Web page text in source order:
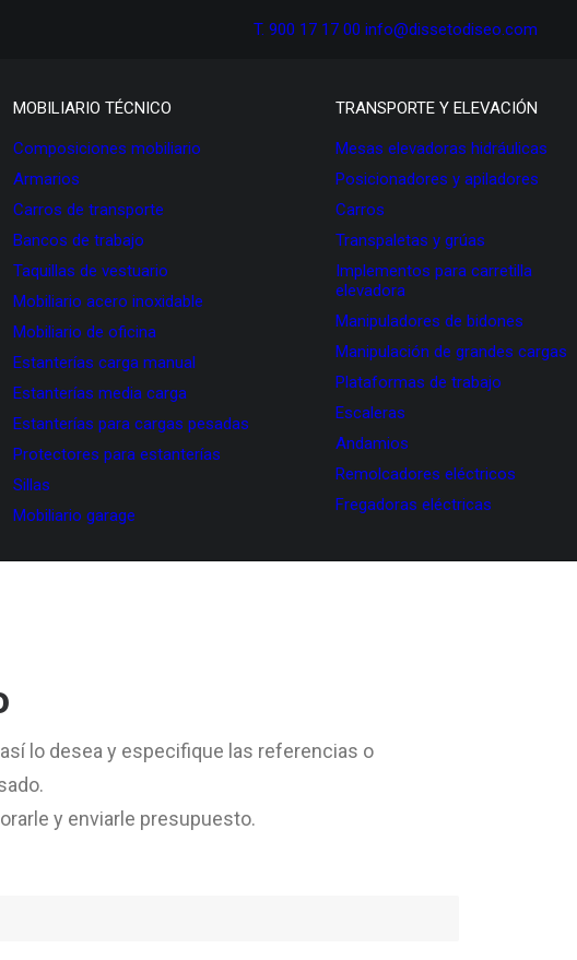
T. 900 17 17 00 info@dissetodiseo.com
MOBILIARIO TÉCNICO
Composiciones mobiliario
Armarios
Carros de transporte
Bancos de trabajo
Taquillas de vestuario
Mobiliario acero inoxidable
Mobiliario de oficina
Estanterías carga manual
Estanterías media carga
Estanterías para cargas pesadas
Protectores para estanterías
Sillas
Mobiliario garage
TRANSPORTE Y ELEVACIÓN
Mesas elevadoras hidráulicas
Posicionadores y apiladores
Carros
Transpaletas y grúas
Implementos para carretilla
elevadora
Manipuladores de bidones
Manipulación de grandes cargas
Plataformas de trabajo
Escaleras
Andamios
Remolcadores eléctricos
Fregadoras eléctricas
lo desea y especifique las referencias o
y enviarle presupuesto.